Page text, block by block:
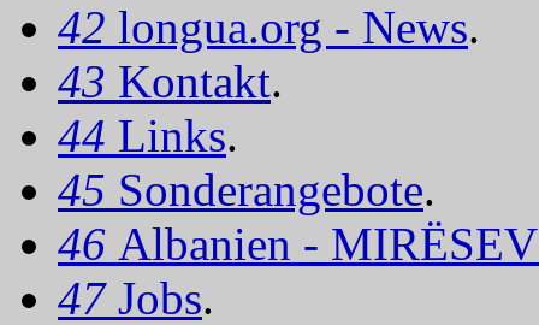
42 longua.org - News.
43 Kontakt.
44 Links.
45 Sonderangebote.
46 Albanien -
47 Jobs.